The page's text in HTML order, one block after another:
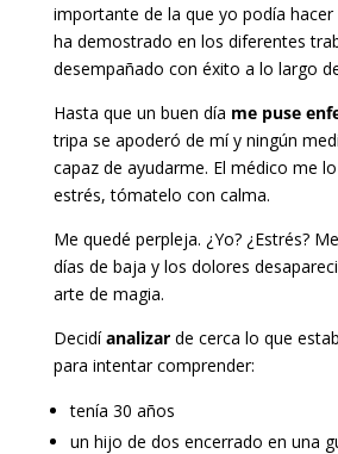
importante de la que yo podía
ha demostrado en los diferentes
desempañado con éxito a lo largo
Hasta que un buen día me puse
tripa se apoderó de mí y ningún
capaz de ayudarme. El médico me
estrés, tómatelo con calma.
Me quedé perpleja. ¿Yo? ¿Estrés?
días de baja y los dolores
arte de magia.
Decidíanalizarde cerca lo que
para intentar comprender:
tenía 30 años
un hijo de dos encerrado en una